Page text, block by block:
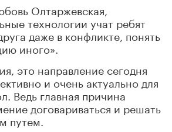
Олтаржевская,
технологии учат ребят
даже в конфликте, понять
иного».
это направление сегодня
и очень актуально для
Ведь главная причина
договариваться и решать
путем.